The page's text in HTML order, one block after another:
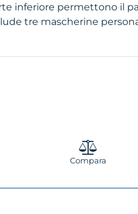
inferiore permettono il
tre mascherine
Compara